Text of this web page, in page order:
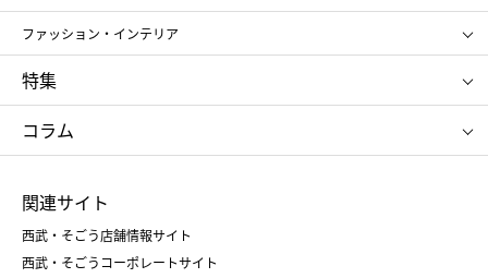
お中元
お歳暮
ポール&ジョー ボーテ
ジルスチュアート
NARS
RMK
クリニーク
SK-Ⅱ
アンリ・シャルパンティエ
ゴディバ
新宿高野
たねや
ねんりん家
ファッション・インテリア
ポロ ラルフ ローレン
タケオ キクチ
ママ＆キッズ
シュタイフ
特集
お中元
ひな人形
五月人形
父の日
クリスマスケーキ
コラム
菓子折り
和菓子
人気のギフト
関連サイト
西武・そごう店舗情報サイト
西武・そごうコーポレートサイト